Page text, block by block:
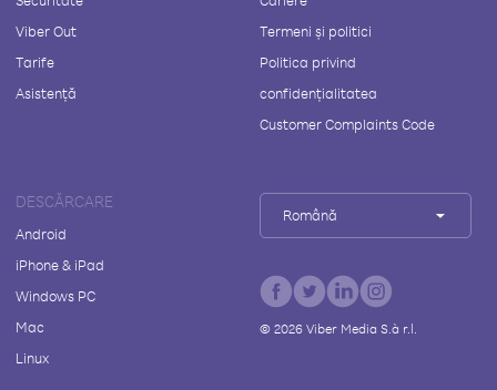
Viber Out
Tarife
Asistență
Termeni și politici
Politica privind
confidențialitatea
Customer Complaints Code
DESCĂRCARE
Android
iPhone & iPad
Windows PC
Mac
Linux
Română
© 2026Viber Media S.à r.l.